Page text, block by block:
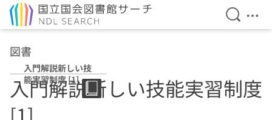
検索を
メ
図書
入門解説新しい技
能実習制度 [1]
入門解説新しい技能実習制度